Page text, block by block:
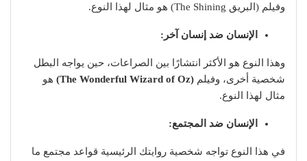
وفيلم (البريق The Shining) هو مثال لهذا النوع.
الإنسان ضد إنسان آخر:
وهذا النوع هو الأكثر انتشارًا بين الصراعات، حين يواجه البطل
شخصية أخرى، وفيلم (The Wonderful Wizard of Oz)
هو
مثال لهذا النوع.
الإنسان ضد المجتمع:
في هذا النوع تواجه شخصية روايتك الرئيسية قواعد مجتمع ما